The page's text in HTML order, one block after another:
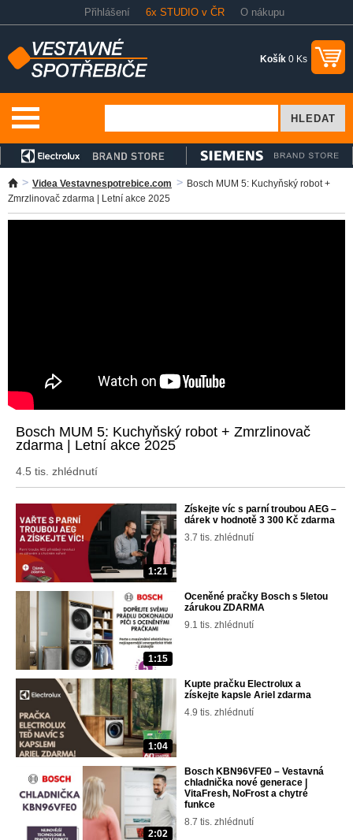
Přihlášení 6x STUDIO v ČR O nákupu
Košík 0 Ks
Videa Vestavnespotrebice.com
Bosch MUM 5: Kuchyňský robot +
Zmrzlinovač zdarma | Letní akce 2025
Bosch MUM 5: Kuchyňský robot + Zmrzlinovač
zdarma | Letní akce 2025
4.5 tis. zhlédnutí
1:21
Získejte víc s parní troubou AEG –
dárek v hodnotě 3 300 Kč zdarma
3.7 tis. zhlédnutí
1:15
Oceněné pračky Bosch s 5letou
zárukou ZDARMA
9.1 tis. zhlédnutí
1:04
Kupte pračku Electrolux a
získejte kapsle Ariel zdarma
4.9 tis. zhlédnutí
2:02
Bosch KBN96VFE0 – Vestavná
chladnička nové generace |
VitaFresh, NoFrost a chytré
funkce
8.7 tis. zhlédnutí